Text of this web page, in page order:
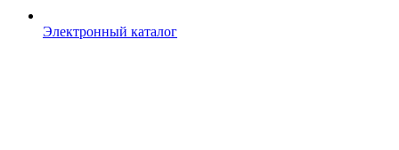
Электронный каталог